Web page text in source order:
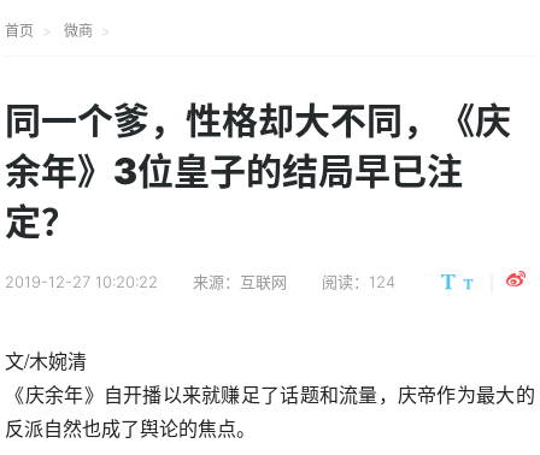
首页 微商
同一个爹，性格却大不同，《庆
余年》3位皇子的结局早已注
定？
2019-12-27 10:20:22 来源：互联网 阅读：124
文/木婉清
《庆余年》自开播以来就赚足了话题和流量，庆帝作为最大的
反派自然也成了舆论的焦点。